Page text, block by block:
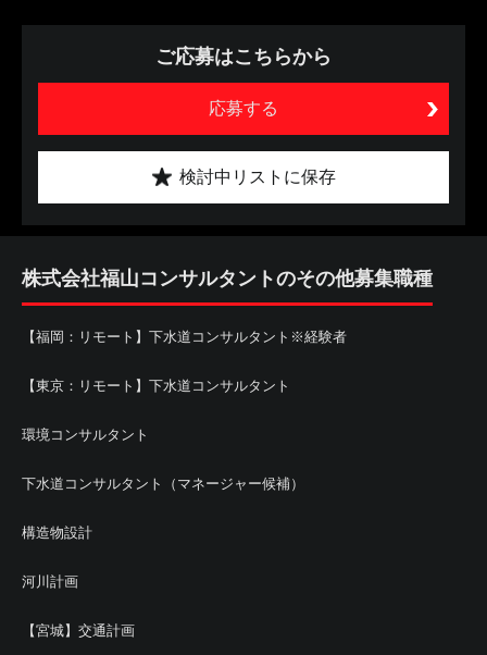
ご応募はこちらから
応募する
検討中リストに保存
株式会社福山コンサルタントのその他募集職種
【福岡：リモート】下水道コンサルタント※経験者
【東京：リモート】下水道コンサルタント
環境コンサルタント
下水道コンサルタント（マネージャー候補）
構造物設計
河川計画
【宮城】交通計画